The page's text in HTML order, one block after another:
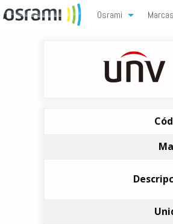
Osrami Marcas